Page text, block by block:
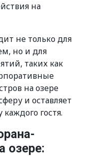
на
не только для
но и для
таких как
на озере
и оставляет
гостя.
озере: